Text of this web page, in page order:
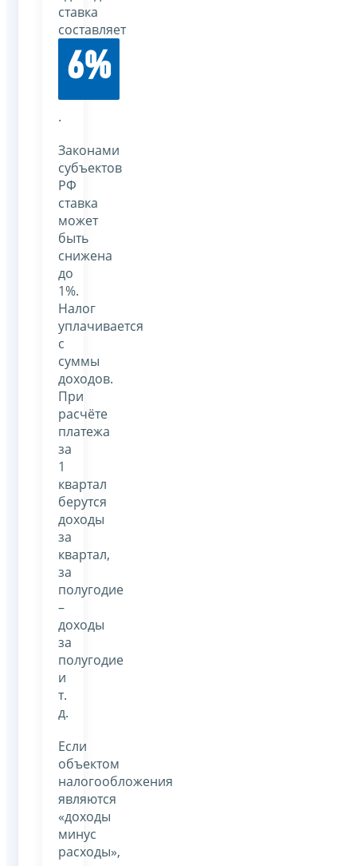
ставка
составляет
6%
.
Законами
субъектов
РФ
ставка
может
быть
снижена
до
1%.
Налог
уплачивается
с
суммы
доходов.
При
расчёте
платежа
за
1
квартал
берутся
доходы
за
квартал,
за
полугодие
–
доходы
за
полугодие
и
т.
д.
Если
объектом
налогообложения
являются
«доходы
минус
расходы»,